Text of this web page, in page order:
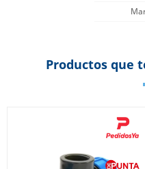
Productos que